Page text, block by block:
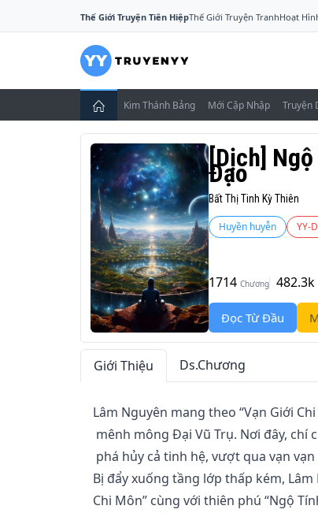
Thế Giới Truyện Tiên HiệpThế Giới Truyện TranhHoạt
Kim Thánh Bảng Mới Cập Nhập Truyện
[Dịch]
Đạo
Bất Thị Tinh Kỳ Thiên
Huyền huyễn YY-
1714 Chương 482.3k
Đọc Từ Đầu
Giới Thiệu Ds.Chương
Lâm Nguyên mang theo “Vạn Giới
Bị đẩy xuống tầng lớp thấp kém,
Chi Môn” cùng với thiên phú “Ngộ